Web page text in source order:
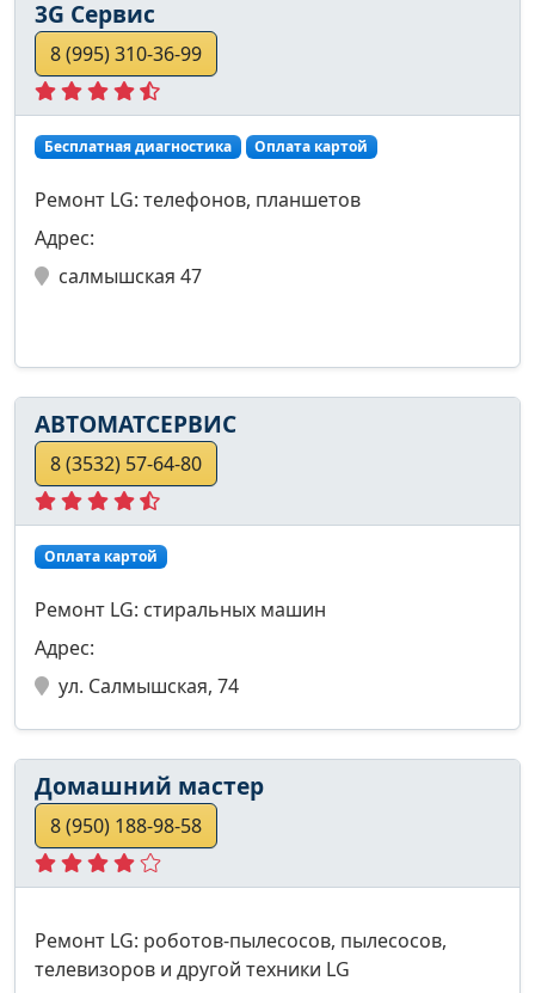
3G Сервис
8 (995) 310-36-99
Бесплатная диагностика Оплата картой
Ремонт LG: телефонов, планшетов
Адрес:
салмышская 47
АВТОМАТСЕРВИС
8 (3532) 57-64-80
Оплата картой
Ремонт LG: стиральных машин
Адрес:
ул. Салмышская, 74
Домашний мастер
8 (950) 188-98-58
Ремонт LG: роботов-пылесосов, пылесосов,
телевизоров и другой техники LG